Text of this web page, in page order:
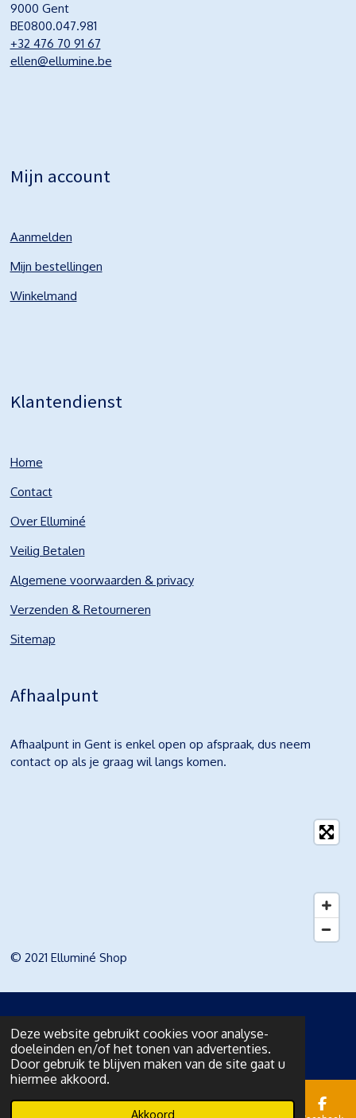
Deze website gebruikt cookies voor analyse-
doeleinden en/of het tonen van advertenties.
Door gebruik te blijven maken van de site gaat u
hiermee akkoord.
Akkoord
9000 Gent
BE0800.047.981
+32 476 70 91 67
ellen@ellumine.be
Mijn account
Aanmelden
Mijn bestellingen
Winkelmand
Klantendienst
Home
Contact
Over Elluminé
Veilig Betalen
Algemene voorwaarden & privacy
Verzenden & Retourneren
Sitemap
Afhaalpunt
Afhaalpunt in Gent is enkel open op afspraak, dus neem
contact op als je graag wil langs komen.
© 2021 Elluminé Shop